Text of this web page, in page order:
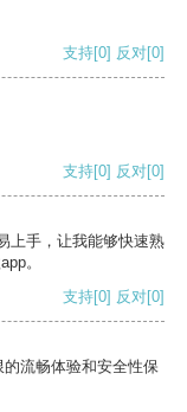
支持[0] 反对[0]
支持[0] 反对[0]
上手，让我能够快速熟
。
支持[0] 反对[0]
流畅体验和安全性保